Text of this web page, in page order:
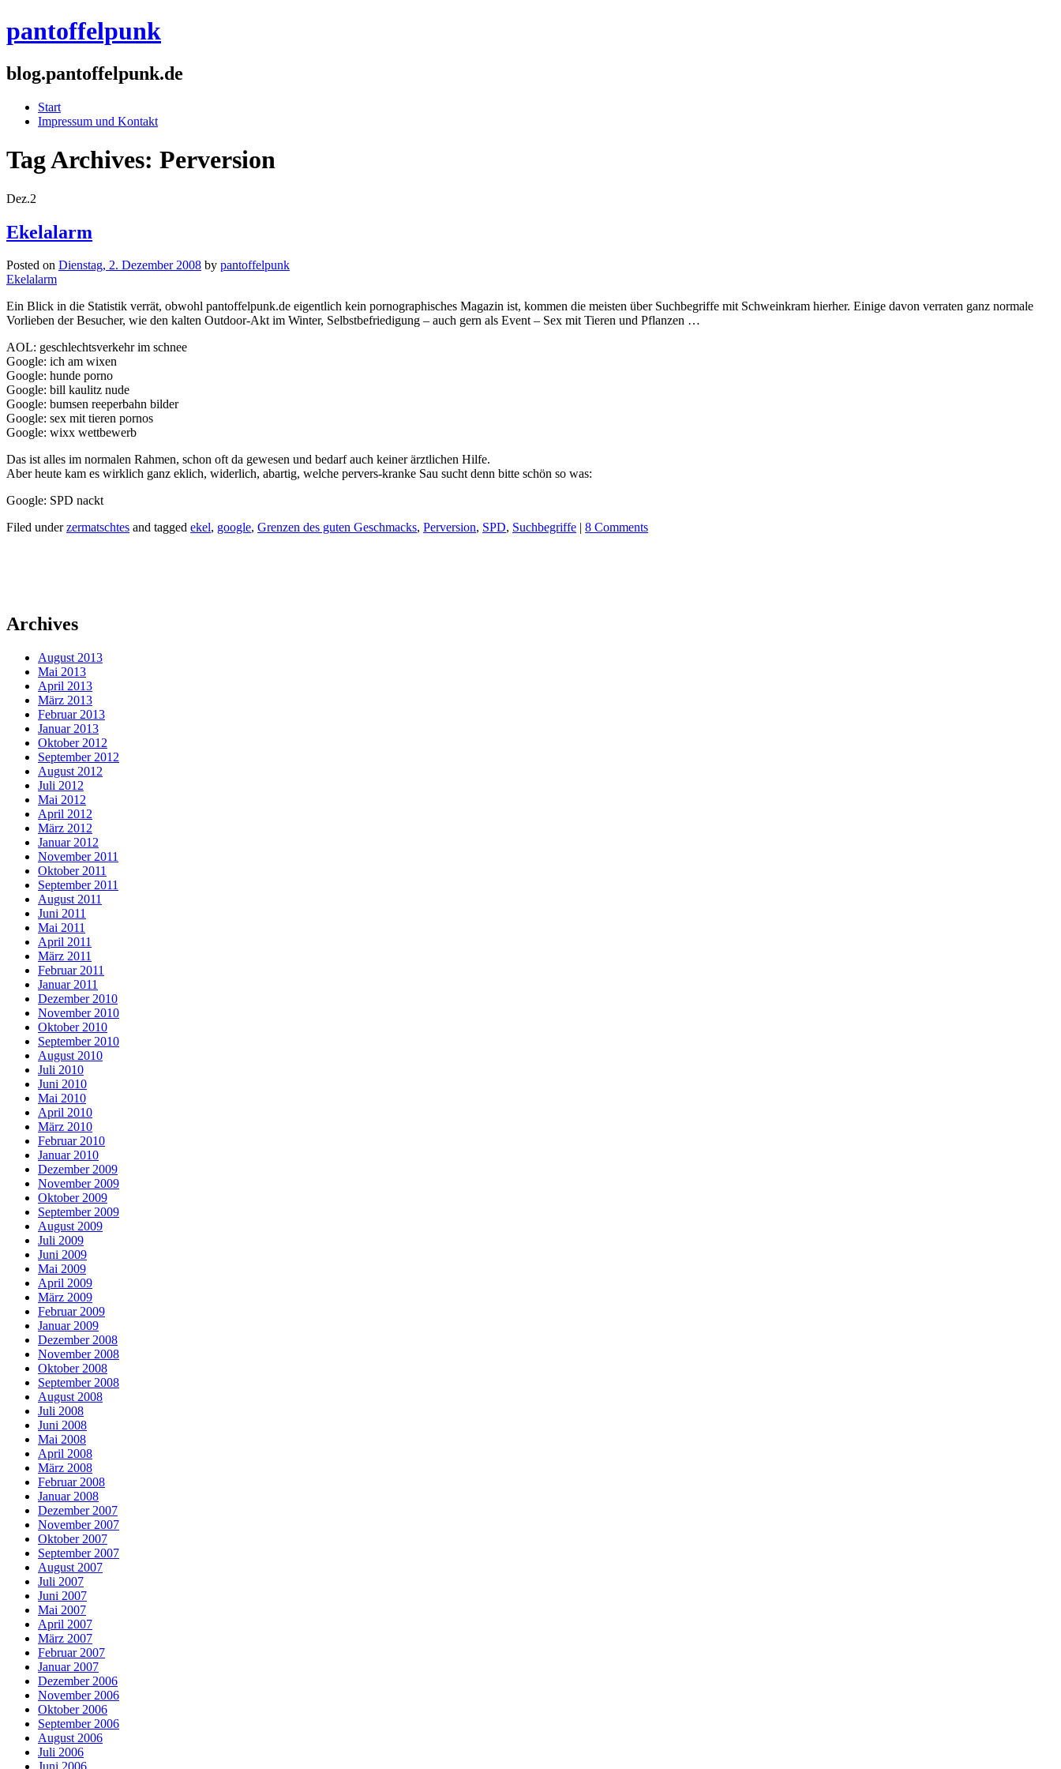
pantoffelpunk
blog.pantoffelpunk.de
Start
Impressum und Kontakt
Tag Archives: Perversion
Dez.2
Ekelalarm
Posted on Dienstag, 2. Dezember 2008 by pantoffelpunk
Ekelalarm
Ein Blick in die Statistik verrät, obwohl pantoffelpunk.de eigentlich kein pornographisches Magazin ist, kommen die meisten über Suchbegriffe mit Schweinkram hierher. Einige davon verraten ganz normale
Vorlieben der Besucher, wie den kalten Outdoor-Akt im Winter, Selbstbefriedigung – auch gern als Event – Sex mit Tieren und Pflanzen …
AOL: geschlechtsverkehr im schnee
Google: ich am wixen
Google: hunde porno
Google: bill kaulitz nude
Google: bumsen reeperbahn bilder
Google: sex mit tieren pornos
Google: wixx wettbewerb
Das ist alles im normalen Rahmen, schon oft da gewesen und bedarf auch keiner ärztlichen Hilfe.
Aber heute kam es wirklich ganz eklich, widerlich, abartig, welche pervers-kranke Sau sucht denn bitte schön so was:
Google: SPD nackt
Filed underzermatschtes and tagged ekel, google, Grenzen des guten Geschmacks, Perversion, SPD, Suchbegriffe 8 Comments
Archives
August 2013
Mai 2013
April 2013
März 2013
Februar 2013
Januar 2013
Oktober 2012
September 2012
August 2012
Juli 2012
Mai 2012
April 2012
März 2012
Januar 2012
November 2011
Oktober 2011
September 2011
August 2011
Juni 2011
Mai 2011
April 2011
März 2011
Februar 2011
Januar 2011
Dezember 2010
November 2010
Oktober 2010
September 2010
August 2010
Juli 2010
Juni 2010
Mai 2010
April 2010
März 2010
Februar 2010
Januar 2010
Dezember 2009
November 2009
Oktober 2009
September 2009
August 2009
Juli 2009
Juni 2009
Mai 2009
April 2009
März 2009
Februar 2009
Januar 2009
Dezember 2008
November 2008
Oktober 2008
September 2008
August 2008
Juli 2008
Juni 2008
Mai 2008
April 2008
März 2008
Februar 2008
Januar 2008
Dezember 2007
November 2007
Oktober 2007
September 2007
August 2007
Juli 2007
Juni 2007
Mai 2007
April 2007
März 2007
Februar 2007
Januar 2007
Dezember 2006
November 2006
Oktober 2006
September 2006
August 2006
Juli 2006